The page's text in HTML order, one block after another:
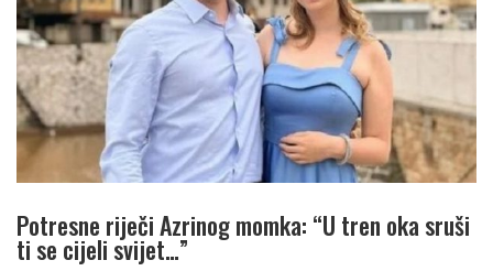
Potresne riječi Azrinog momka: “U tren oka sruši
ti se cijeli svijet…”